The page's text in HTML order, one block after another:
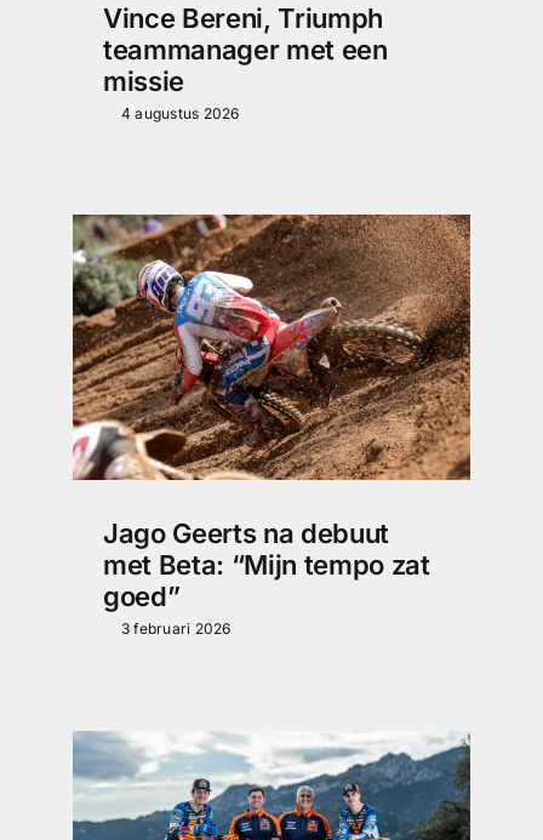
Vince Bereni, Triumph
teammanager met een
missie
4 augustus 2026
Jago Geerts na debuut
met Beta: “Mijn tempo zat
goed”
3 februari 2026